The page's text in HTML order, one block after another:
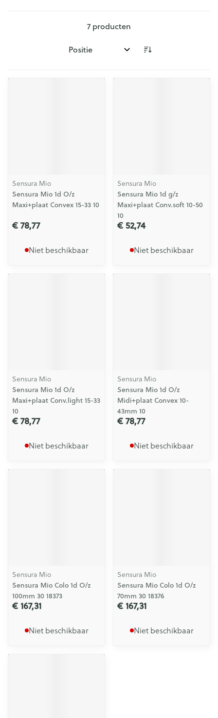
7 producten
Sorteer op:
Sensura Mio
Sensura Mio 1d O/z
Maxi+plaat Convex 15-33 10
€ 78,77
Niet beschikbaar
Sensura Mio
Sensura Mio 1d g/z
Maxi+plaat Conv.soft 10-50
10
€ 52,74
Niet beschikbaar
Sensura Mio
Sensura Mio 1d O/z
Maxi+plaat Conv.light 15-33
10
€ 78,77
Niet beschikbaar
Sensura Mio
Sensura Mio 1d O/z
Midi+plaat Convex 10-
43mm 10
€ 78,77
Niet beschikbaar
Sensura Mio
Sensura Mio Colo 1d O/z
100mm 30 18373
€ 167,31
Niet beschikbaar
Sensura Mio
Sensura Mio Colo 1d O/z
70mm 30 18376
€ 167,31
Niet beschikbaar